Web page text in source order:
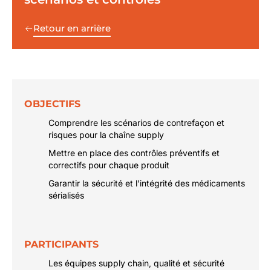
Retour en arrière
OBJECTIFS
Comprendre les scénarios de contrefaçon et
risques pour la chaîne supply
Mettre en place des contrôles préventifs et
correctifs pour chaque produit
Garantir la sécurité et l’intégrité des médicaments
sérialisés
PARTICIPANTS
Les équipes supply chain, qualité et sécurité